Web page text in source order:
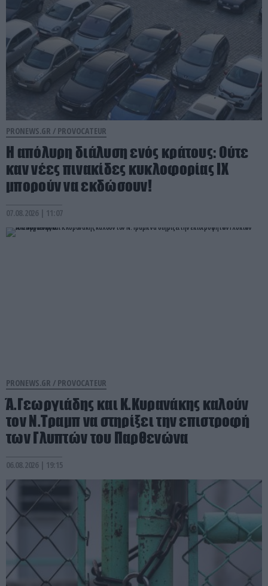
PRONEWS.GR / PROVOCATEUR
Η απόλυρη διάλυση ενός κράτους: Ούτε
καν νέες πινακίδες κυκλοφορίας ΙΧ
μπορούν να εκδώσουν!
07.08.2026 | 11:07
PRONEWS.GR / PROVOCATEUR
Ά.Γεωργιάδης και Κ.Κυρανάκης καλούν
τον Ν.Τραμπ να στηρίξει την επιστροφή
των Γλυπτών του Παρθενώνα
06.08.2026 | 19:15